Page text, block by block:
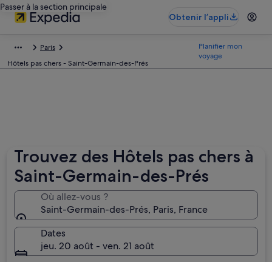
Passer à la section principale
Obtenir l’appli
Paris
Hôtels pas chers - Saint-Germain-des-Prés
Planifier mon
voyage
Trouvez des Hôtels pas chers à
Saint-Germain-des-Prés
Où allez-vous ?
Saint-Germain-des-Prés, Paris, France
Dates
jeu. 20 août - ven. 21 août